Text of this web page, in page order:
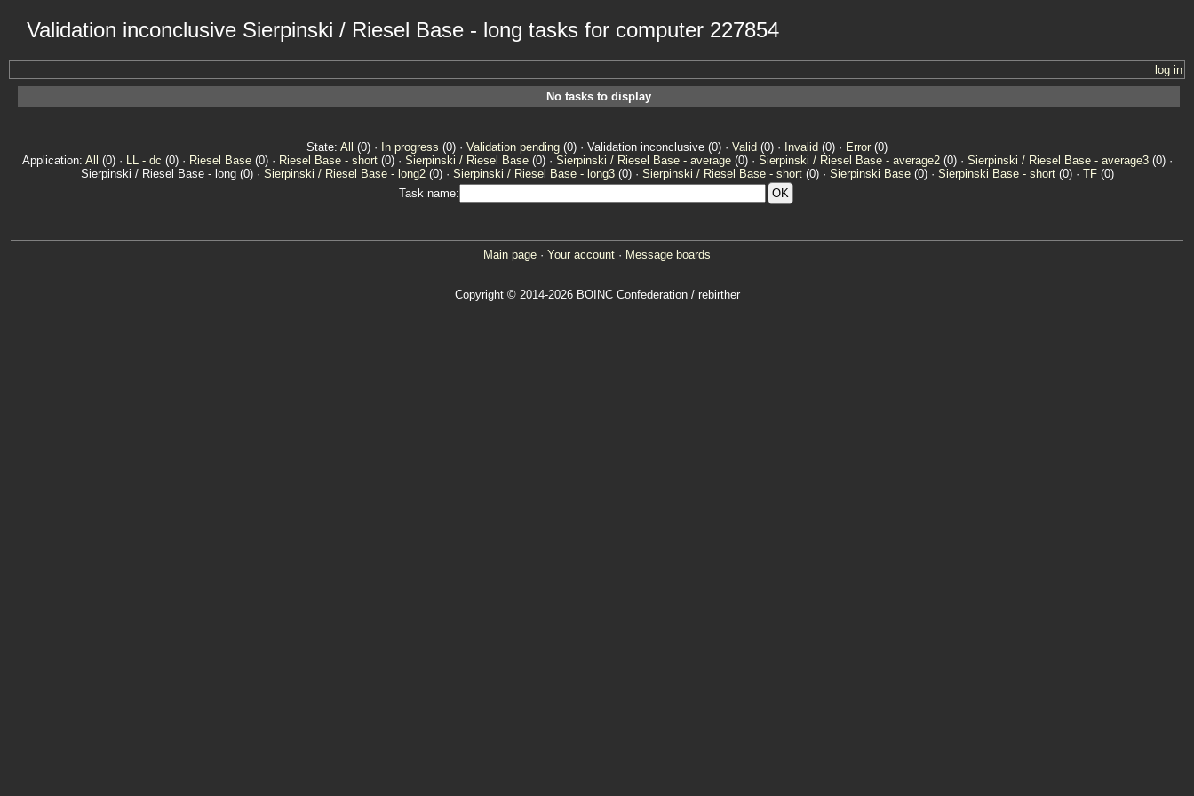
Validation inconclusive Sierpinski / Riesel Base - long tasks for computer 227854
log in
No tasks to display
State: All (0) · In progress (0) · Validation pending (0) · Validation inconclusive (0) · Valid (0) · Invalid (0) · Error (0)
Application: All (0) · LL - dc (0) · Riesel Base(0) · Riesel Base - short(0) · Sierpinski / Riesel Base(0) · Sierpinski / Riesel Base - average(0) · Sierpinski / Riesel Base - average2(0) · Sierpinski / Riesel Base - average3(0) ·
Sierpinski / Riesel Base - long (0) · Sierpinski / Riesel Base - long2(0) · Sierpinski / Riesel Base - long3(0) · Sierpinski / Riesel Base - short(0) · Sierpinski Base(0) · Sierpinski Base - short(0) · TF(0)
Task name:
Main page · Your account · Message boards
Copyright © 2014-2026 BOINC Confederation / rebirther